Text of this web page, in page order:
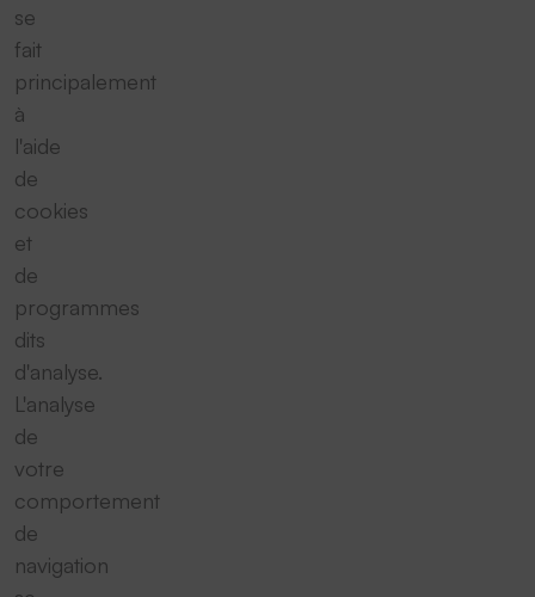
se
fait
principalement
à
l'aide
de
cookies
et
de
programmes
dits
d'analyse.
L'analyse
de
votre
comportement
de
navigation